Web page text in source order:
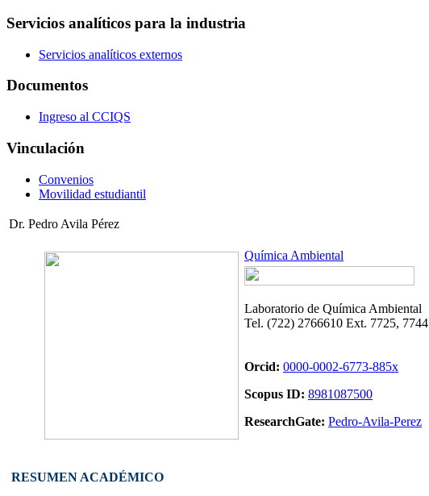
Servicios analíticos para la industria
Servicios analíticos externos
Documentos
Ingreso al CCIQS
Vinculación
Convenios
Movilidad estudiantil
Dr. Pedro Avila Pérez
Química Ambiental
Laboratorio de Química Ambiental
Tel. (722) 2766610 Ext. 7725, 7744
Orcid: 0000-0002-6773-885x
Scopus ID: 8981087500
ResearchGate: Pedro-Avila-Perez
RESUMEN ACADÉMICO